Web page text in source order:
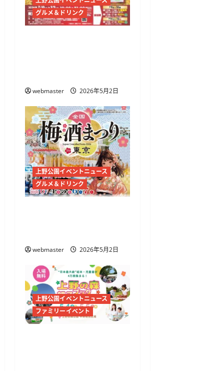
グルメ＆ドリンク
webmaster 2026年5月2日
上野公園イベントニュース
グルメ＆ドリンク
webmaster 2026年5月2日
上野公園イベントニュース
ファミリーイベント